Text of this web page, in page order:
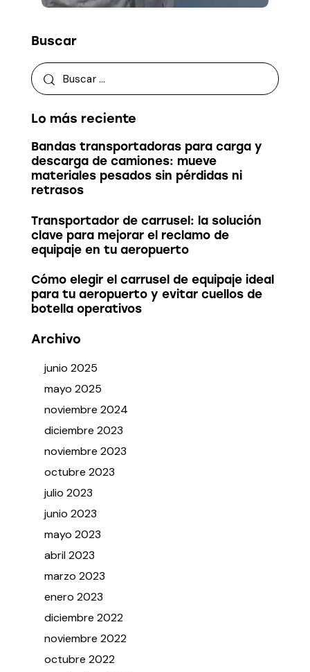
Buscar
Lo más reciente
Bandas transportadoras para carga y
descarga de camiones: mueve
materiales pesados sin pérdidas ni
retrasos
Transportador de carrusel: la solución
clave para mejorar el reclamo de
equipaje en tu aeropuerto
Cómo elegir el carrusel de equipaje ideal
para tu aeropuerto y evitar cuellos de
botella operativos
Archivo
junio2025
mayo2025
noviembre2024
diciembre2023
noviembre2023
octubre2023
julio2023
junio2023
mayo2023
abril2023
marzo2023
enero2023
diciembre2022
noviembre2022
octubre2022